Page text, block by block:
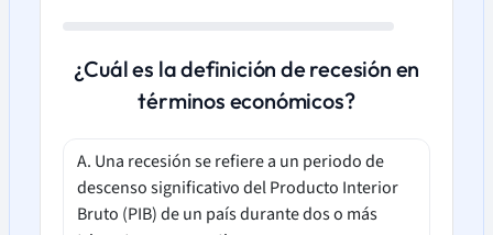
¿Cuál es la definición de recesión en
términos económicos?
A. Una recesión se refiere a un periodo de
descenso significativo del Producto Interior
Bruto (PIB) de un país durante dos o más